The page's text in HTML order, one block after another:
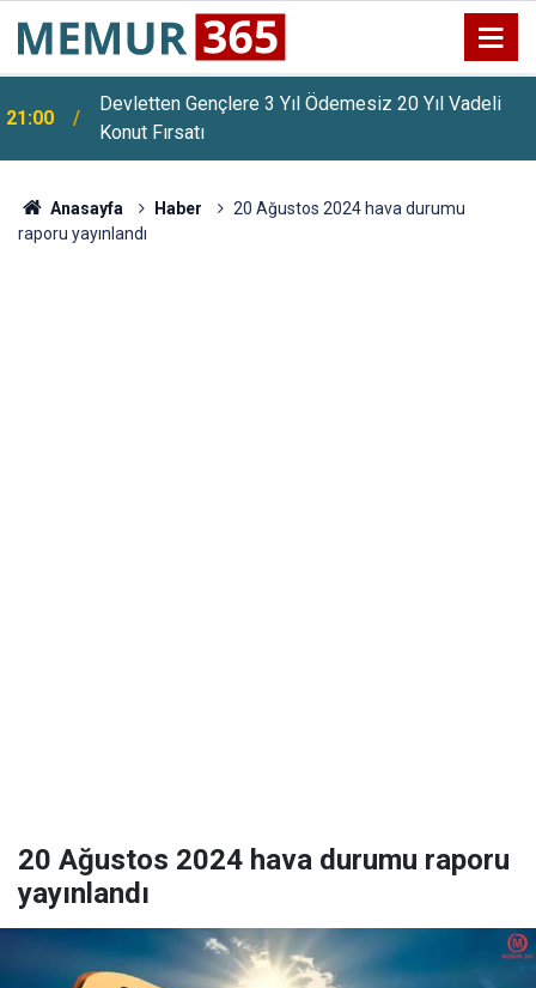
21:00
Devletten Gençlere 3 Yıl Ödemesiz 20 Yıl Vadeli
Konut Fırsatı
Anasayfa Haber
20 Ağustos 2024 hava durumu
raporu yayınlandı
20 Ağustos 2024 hava durumu raporu
yayınlandı